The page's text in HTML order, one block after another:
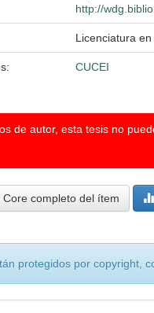
http://
Licenciatura
CUCEI
de autor, esta tesis no
completo del ítem
protegidos por copyright,